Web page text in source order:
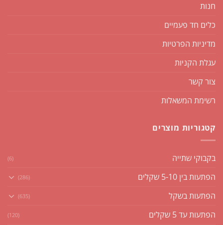
חנות
כלים חד פעמיים
מדיניות הפרטיות
עגלת הקניות
צור קשר
רשימת המשאלות
קטגוריות מוצרים
בקבוקי שתייה (6)
הפתעות בין 5-10 שקלים (286)
הפתעות בשקל (635)
הפתעות עד 5 שקלים (120)